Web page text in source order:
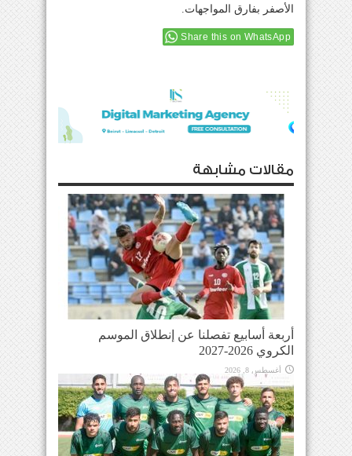
الأصفر بفارق المواجهات.
Share this on WhatsApp
مقالات مشابهة
أربعة أسابيع تفصلنا عن إنطلاق الموسم
الكروي 2026-2027
أغسطس 8, 2026